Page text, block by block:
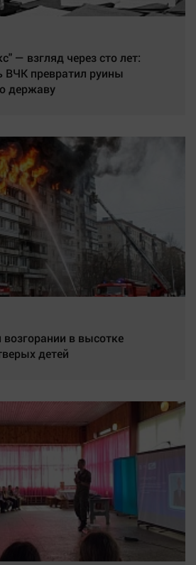
— взгляд через сто лет:
ВЧК превратил руины
державу
в высотке
детей